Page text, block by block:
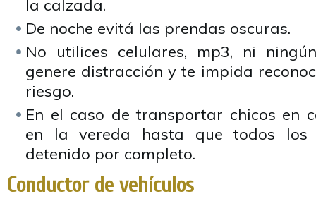
la calzada.
De noche evitá las prendas oscuras.
No utilices celulares, mp3, ni
genere distracción y te impida
riesgo.
En el caso de transportar chicos en
en la vereda hasta que todos los
detenido por completo.
Conductor de vehículos